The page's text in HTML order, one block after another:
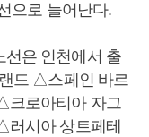
으로 늘어난다.
선은 인천에서 출
드 △스페인 바르
크로아티아 자그
시아 상트페테